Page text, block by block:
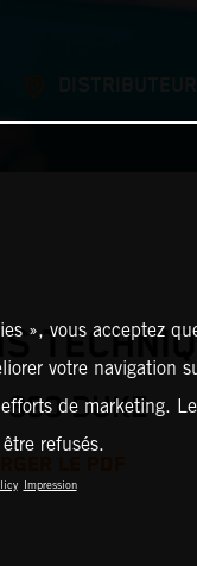
DUKE
», vous acceptez
votre navigation
de marketing.
refusés.
Impression